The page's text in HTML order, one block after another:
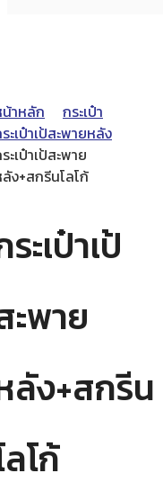
าหลัก
กระเป๋า
ะเป๋าเป้สะพายหลัง
ะเป๋าเป้สะพาย
ง+สกรีนโลโก้
ะเป๋าเป้
ะพาย
ลัง+สกรีน
ลโก้